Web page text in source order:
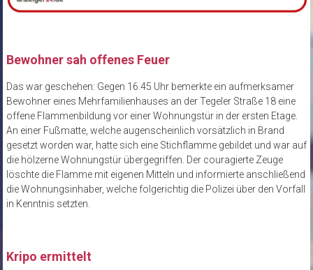
Bewohner sah offenes Feuer
Das war geschehen: Gegen 16.45 Uhr bemerkte ein aufmerksamer
Bewohner eines Mehrfamilienhauses an der Tegeler Straße 18 eine
offene Flammenbildung vor einer Wohnungstür in der ersten Etage.
An einer Fußmatte, welche augenscheinlich vorsätzlich in Brand
gesetzt worden war, hatte sich eine Stichflamme gebildet und war auf
die hölzerne Wohnungstür übergegriffen. Der couragierte Zeuge
löschte die Flamme mit eigenen Mitteln und informierte anschließend
die Wohnungsinhaber, welche folgerichtig die Polizei über den Vorfall
in Kenntnis setzten.
Kripo ermittelt